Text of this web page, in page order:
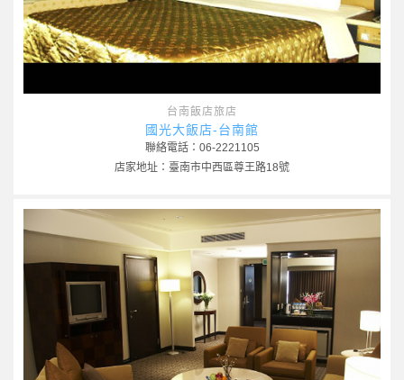
台南飯店旅店
國光大飯店-台南館
聯絡電話：06-2221105
店家地址：臺南市中西區尊王路18號